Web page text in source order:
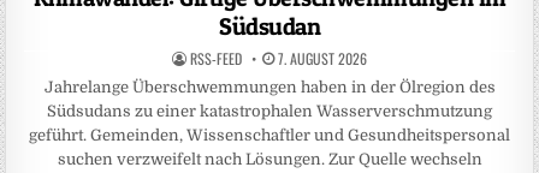
Südsudan
RSS-FEED 7. AUGUST 2026
Jahrelange Überschwemmungen haben in der Ölregion des
Südsudans zu einer katastrophalen Wasserverschmutzung
geführt. Gemeinden, Wissenschaftler und Gesundheitspersonal
suchen verzweifelt nach Lösungen. Zur Quelle wechseln